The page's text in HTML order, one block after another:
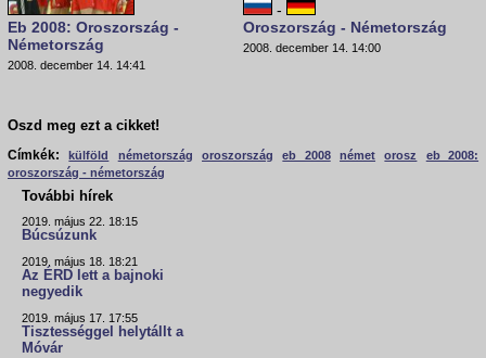
Eb 2008: Oroszország -
Németország
2008. december 14. 14:41
-
Oroszország - Németország
2008. december 14. 14:00
Oszd meg ezt a cikket!
Címkék:
külföld németország oroszország eb 2008 német orosz
eb 2008:
oroszország - németország
További hírek
2019. május 22. 18:15
Búcsúzunk
2019. május 18. 18:21
Az ÉRD lett a bajnoki
negyedik
2019. május 17. 17:55
Tisztességgel helytállt a
Móvár